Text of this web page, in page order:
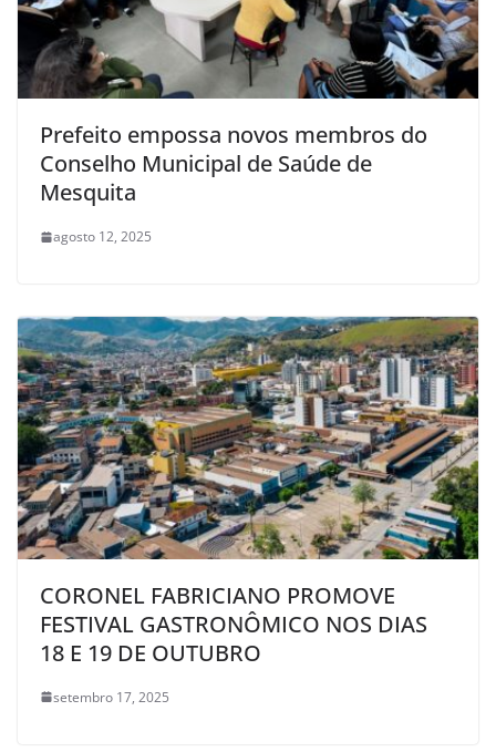
Prefeito empossa novos membros do
Conselho Municipal de Saúde de
Mesquita
agosto 12, 2025
CORONEL FABRICIANO PROMOVE
FESTIVAL GASTRONÔMICO NOS DIAS
18 E 19 DE OUTUBRO
setembro 17, 2025